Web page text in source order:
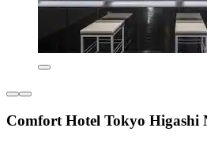
Comfort Hotel Tokyo Higashi